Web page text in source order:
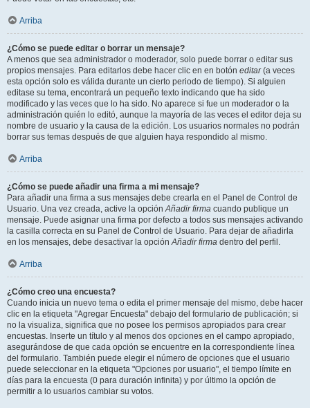
Arriba
¿Cómo se puede editar o borrar un mensaje?
A menos que sea administrador o moderador, solo puede borrar o editar sus
propios mensajes. Para editarlos debe hacer clic en en botón editar(a veces
esta opción solo es válida durante un cierto periodo de tiempo). Si alguien
editase su tema, encontrará un pequeño texto indicando que ha sido
modificado y las veces que lo ha sido. No aparece si fue un moderador o la
administración quién lo editó, aunque la mayoría de las veces el editor deja su
nombre de usuario y la causa de la edición. Los usuarios normales no podrán
borrar sus temas después de que alguien haya respondido al mismo.
Arriba
¿Cómo se puede añadir una firma a mi mensaje?
Para añadir una firma a sus mensajes debe crearla en el Panel de Control de
Usuario. Una vez creada, active la opciónAñadir firma cuando publique un
mensaje. Puede asignar una firma por defecto a todos sus mensajes activando
la casilla correcta en su Panel de Control de Usuario. Para dejar de añadirla
en los mensajes, debe desactivar la opciónAñadir firma dentro del perfil.
Arriba
¿Cómo creo una encuesta?
Cuando inicia un nuevo tema o edita el primer mensaje del mismo, debe hacer
clic en la etiqueta "Agregar Encuesta" debajo del formulario de publicación; si
no la visualiza, significa que no posee los permisos apropiados para crear
encuestas. Inserte un título y al menos dos opciones en el campo apropiado,
asegurándose de que cada opción se encuentre en la correspondiente línea
del formulario. También puede elegir el número de opciones que el usuario
puede seleccionar en la etiqueta "Opciones por usuario", el tiempo límite en
días para la encuesta (0 para duración infinita) y por último la opción de
permitir a lo usuarios cambiar su votos.